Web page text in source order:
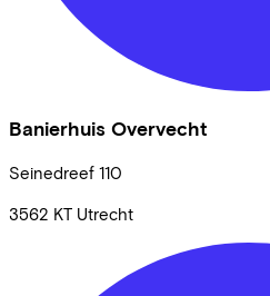
Banierhuis Overvecht
Seinedreef 110
3562 KT Utrecht